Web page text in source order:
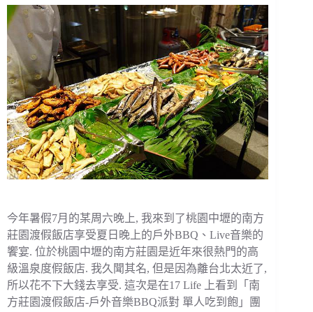
今年暑假7月的某周六晚上, 我來到了桃園中壢的南方
莊園渡假飯店享受夏日晚上的戶外BBQ、Live音樂的
饗宴. 位於桃園中壢的南方莊園是近年來很熱門的高
級溫泉度假飯店. 我久聞其名, 但是因為離台北太近了,
所以花不下大錢去享受. 這次是在17 Life 上看到「南
方莊園渡假飯店-戶外音樂BBQ派對 單人吃到飽」團